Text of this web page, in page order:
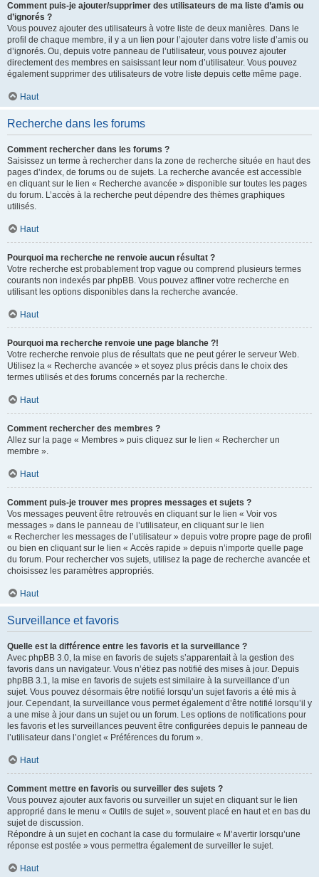
Comment puis-je ajouter/supprimer des utilisateurs de ma liste d’amis ou
d’ignorés ?
Vous pouvez ajouter des utilisateurs à votre liste de deux manières. Dans le
profil de chaque membre, il y a un lien pour l’ajouter dans votre liste d’amis ou
d’ignorés. Ou, depuis votre panneau de l’utilisateur, vous pouvez ajouter
directement des membres en saisissant leur nom d’utilisateur. Vous pouvez
également supprimer des utilisateurs de votre liste depuis cette même page.
Haut
Recherche dans les forums
Comment rechercher dans les forums ?
Saisissez un terme à rechercher dans la zone de recherche située en haut des
pages d’index, de forums ou de sujets. La recherche avancée est accessible
en cliquant sur le lien « Recherche avancée » disponible sur toutes les pages
du forum. L’accès à la recherche peut dépendre des thèmes graphiques
utilisés.
Haut
Pourquoi ma recherche ne renvoie aucun résultat ?
Votre recherche est probablement trop vague ou comprend plusieurs termes
courants non indexés par phpBB. Vous pouvez affiner votre recherche en
utilisant les options disponibles dans la recherche avancée.
Haut
Pourquoi ma recherche renvoie une page blanche ?!
Votre recherche renvoie plus de résultats que ne peut gérer le serveur Web.
Utilisez la « Recherche avancée » et soyez plus précis dans le choix des
termes utilisés et des forums concernés par la recherche.
Haut
Comment rechercher des membres ?
Allez sur la page « Membres » puis cliquez sur le lien « Rechercher un
membre ».
Haut
Comment puis-je trouver mes propres messages et sujets ?
Vos messages peuvent être retrouvés en cliquant sur le lien « Voir vos
messages » dans le panneau de l’utilisateur, en cliquant sur le lien
« Rechercher les messages de l’utilisateur » depuis votre propre page de profil
ou bien en cliquant sur le lien « Accès rapide » depuis n’importe quelle page
du forum. Pour rechercher vos sujets, utilisez la page de recherche avancée et
choisissez les paramètres appropriés.
Haut
Surveillance et favoris
Quelle est la différence entre les favoris et la surveillance ?
Avec phpBB 3.0, la mise en favoris de sujets s’apparentait à la gestion des
favoris dans un navigateur. Vous n’étiez pas notifié des mises à jour. Depuis
phpBB 3.1, la mise en favoris de sujets est similaire à la surveillance d’un
sujet. Vous pouvez désormais être notifié lorsqu’un sujet favoris a été mis à
jour. Cependant, la surveillance vous permet également d’être notifié lorsqu’il y
a une mise à jour dans un sujet ou un forum. Les options de notifications pour
les favoris et les surveillances peuvent être configurées depuis le panneau de
l’utilisateur dans l’onglet « Préférences du forum ».
Haut
Comment mettre en favoris ou surveiller des sujets ?
Vous pouvez ajouter aux favoris ou surveiller un sujet en cliquant sur le lien
approprié dans le menu « Outils de sujet », souvent placé en haut et en bas du
sujet de discussion.
Répondre à un sujet en cochant la case du formulaire « M’avertir lorsqu’une
réponse est postée » vous permettra également de surveiller le sujet.
Haut